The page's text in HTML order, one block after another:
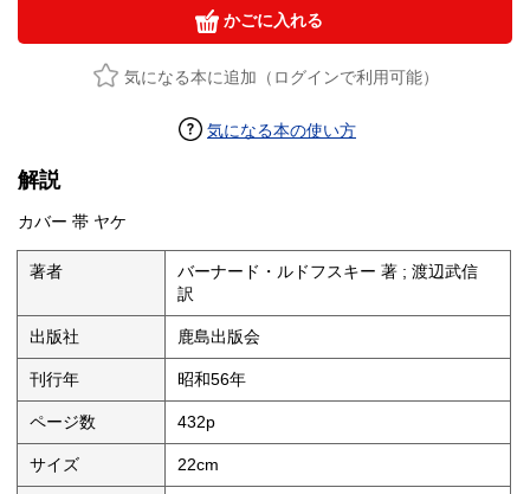
かごに入れる
気になる本に追加（ログインで利用可能）
気になる本の使い方
解説
カバー 帯 ヤケ
著者
バーナード・ルドフスキー 著 ; 渡辺武信
訳
出版社 鹿島出版会
刊行年 昭和56年
ページ数 432p
サイズ 22cm